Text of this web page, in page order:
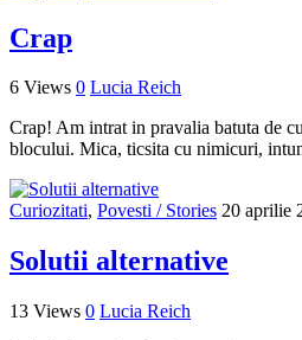
Crap
6 Views 0 Lucia Reich
Crap! Am intrat in pravalia batuta de
blocului. Mica, ticsita cu nimicuri,
Curiozitati, Povesti / Stories 20 aprilie
Solutii alternative
13 Views 0 Lucia Reich